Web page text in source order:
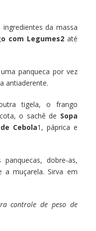
da massa
com Legumes2até
panqueca por vez
antiaderente.
tigela, o frango
o sachê de Sopa
Cebola1, páprica e
dobre-as,
a muçarela. Sirva em
controle de peso de